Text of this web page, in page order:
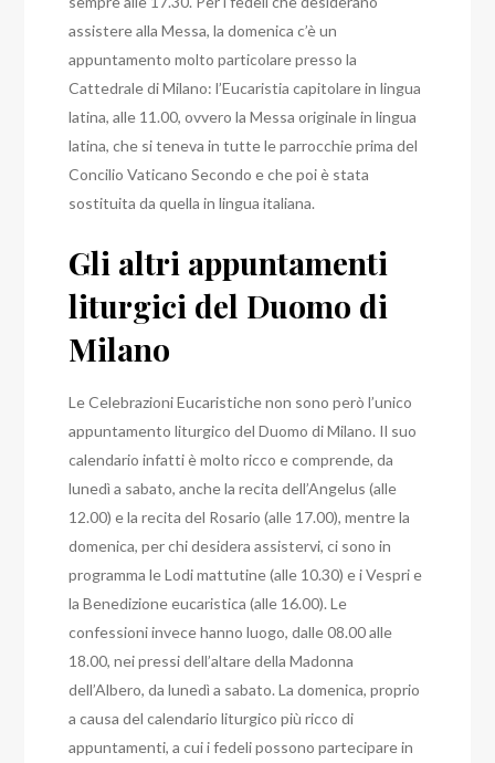
assistere alla Messa, la domenica c’è un
appuntamento molto particolare presso la
Cattedrale di Milano: l’Eucaristia capitolare in lingua
latina, alle 11.00, ovvero la Messa originale in lingua
latina, che si teneva in tutte le parrocchie prima del
Concilio Vaticano Secondo e che poi è stata
sostituita da quella in lingua italiana.
Gli altri appuntamenti
liturgici del Duomo di
Milano
Le Celebrazioni Eucaristiche non sono però l’unico
appuntamento liturgico del Duomo di Milano. Il suo
calendario infatti è molto ricco e comprende, da
lunedì a sabato, anche la recita dell’Angelus (alle
12.00) e la recita del Rosario (alle 17.00), mentre la
domenica, per chi desidera assistervi, ci sono in
programma le Lodi mattutine (alle 10.30) e i Vespri e
la Benedizione eucaristica (alle 16.00).Le
confessioni invece hanno luogo, dalle 08.00 alle
18.00, nei pressi dell’altare della Madonna
dell’Albero, da lunedì a sabato.La domenica, proprio
a causa del calendario liturgico più ricco di
appuntamenti, a cui i fedeli possono partecipare in